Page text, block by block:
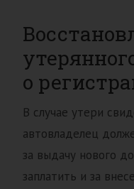
о
В случае утери
автовладелец
за выдачу нового
заплатить и за